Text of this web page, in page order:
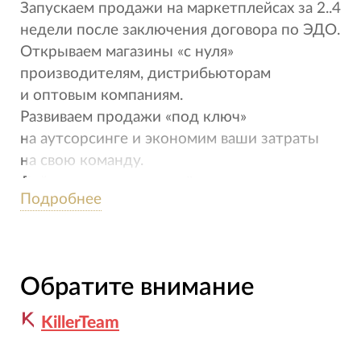
Запускаем продажи на маркетплейсах за 2..4
недели после заключения договора по ЭДО.
Открываем магазины «с нуля»
производителям, дистрибьюторам
и оптовым компаниям.
Развиваем продажи «под ключ»
на аутсорсинге и экономим ваши затраты
на свою команду.
Действуем по утверждённому плану
с учётом нюансов работы маркетплейсов.
техпартнёр)
• Ozon
• Wildberries
Подробнее
Обратите внимание
KillerTeam